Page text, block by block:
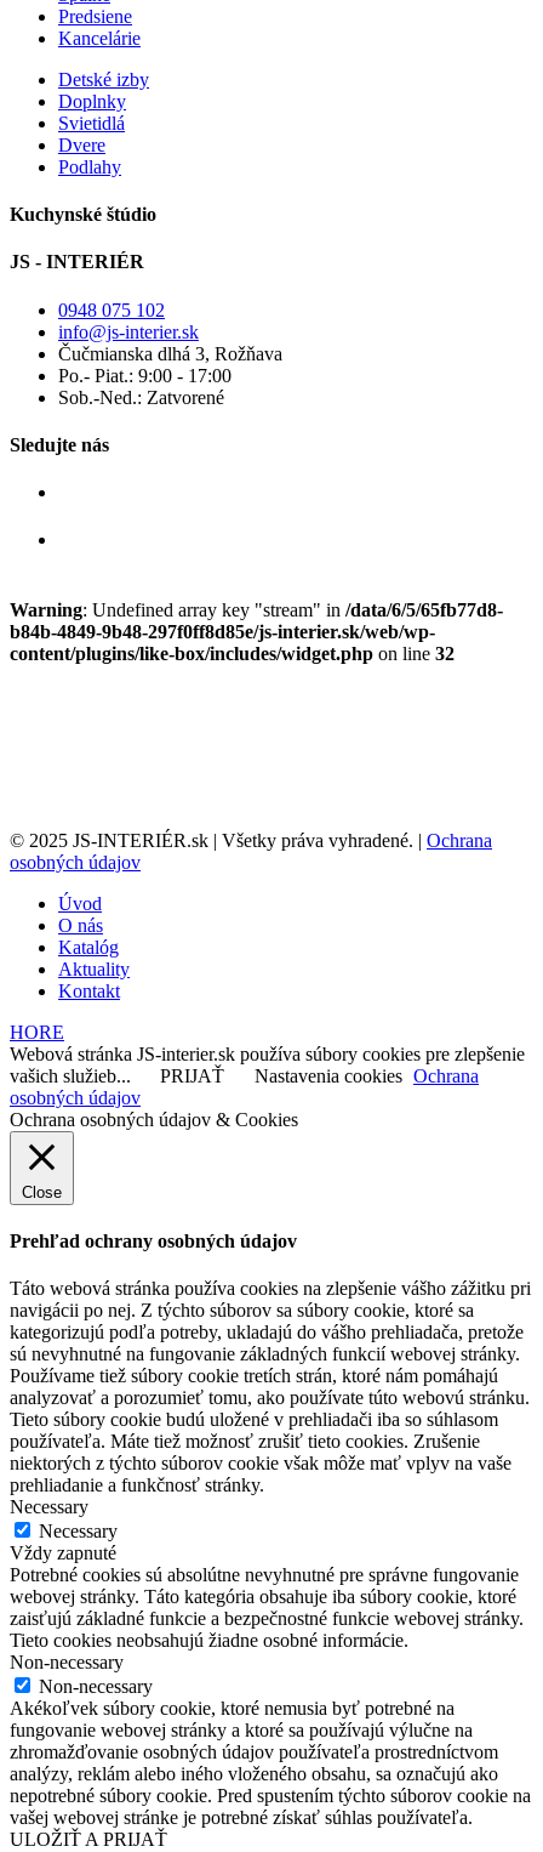
Predsiene
Kancelárie
Detské izby
Doplnky
Svietidlá
Dvere
Podlahy
Kuchynské štúdio
JS - INTERIÉR
0948 075 102
info@js-interier.sk
Čučmianska dlhá 3, Rožňava
Po.- Piat.: 9:00 - 17:00
Sob.-Ned.: Zatvorené
Sledujte nás
Warning: Undefined array key "stream" in /data/6/5/65fb77d8-
b84b-4849-9b48-297f0ff8d85e/js-interier.sk/web/wp-
content/plugins/like-box/includes/widget.php on line 32
© 2025 JS-INTERIÉR.sk | Všetky práva vyhradené. | Ochrana
osobných údajov
Úvod
O nás
Katalóg
Aktuality
Kontakt
HORE
Webová stránka JS-interier.sk používa súbory cookies pre zlepšenie
vašich služieb...
PRIJAŤ Nastavenia cookies Ochrana
osobných údajov
Ochrana osobných údajov & Cookies
Close
Prehľad ochrany osobných údajov
Táto webová stránka používa cookies na zlepšenie vášho zážitku pri
navigácii po nej. Z týchto súborov sa súbory cookie, ktoré sa
kategorizujú podľa potreby, ukladajú do vášho prehliadača, pretože
sú nevyhnutné na fungovanie základných funkcií webovej stránky.
Používame tiež súbory cookie tretích strán, ktoré nám pomáhajú
analyzovať a porozumieť tomu, ako používate túto webovú stránku.
Tieto súbory cookie budú uložené v prehliadači iba so súhlasom
používateľa. Máte tiež možnosť zrušiť tieto cookies. Zrušenie
niektorých z týchto súborov cookie však môže mať vplyv na vaše
prehliadanie a funkčnosť stránky.
Necessary
Necessary
Vždy zapnuté
Potrebné cookies sú absolútne nevyhnutné pre správne fungovanie
webovej stránky. Táto kategória obsahuje iba súbory cookie, ktoré
zaisťujú základné funkcie a bezpečnostné funkcie webovej stránky.
Tieto cookies neobsahujú žiadne osobné informácie.
Non-necessary
Non-necessary
Akékoľvek súbory cookie, ktoré nemusia byť potrebné na
fungovanie webovej stránky a ktoré sa používajú výlučne na
zhromažďovanie osobných údajov používateľa prostredníctvom
analýzy, reklám alebo iného vloženého obsahu, sa označujú ako
nepotrebné súbory cookie. Pred spustením týchto súborov cookie na
vašej webovej stránke je potrebné získať súhlas používateľa.
ULOŽIŤ A PRIJAŤ